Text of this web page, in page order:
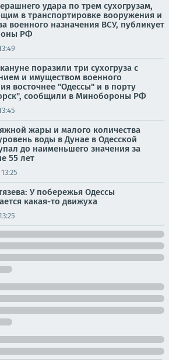
удара по трем сухогрузам,
в транспортировке вооружения и
военного назначения ВСУ, публикует
РФ
поразили три сухогруза с
и имуществом военного
восточнее "Одессы" и в порту
сообщили в Минобороны РФ
жары и малого количества
воды в Дунае в Одесской
до наименьшего значения за
55 лет
13:25
У побережья Одессы
какая-то движуха